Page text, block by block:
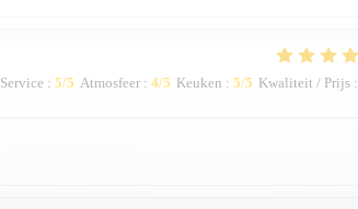
Service : 5/5 Atmosfeer: 4/5 Keuken : 5/5 Kwaliteit / Prijs: